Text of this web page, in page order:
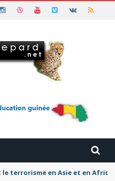
Gaza : La rivalité entre Qatar,